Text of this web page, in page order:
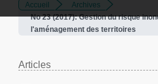
Main
Navigation
Main
Sidebar
Accueil
Archives
No 23 (2017): Gestion du risque
l'aménagement des territoires
Articles